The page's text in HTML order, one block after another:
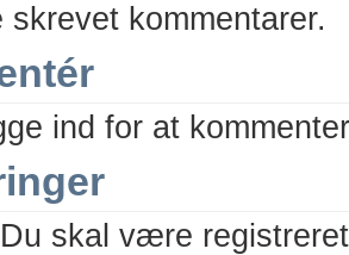
skrevet kommentarer.
ind for at
Du skal være